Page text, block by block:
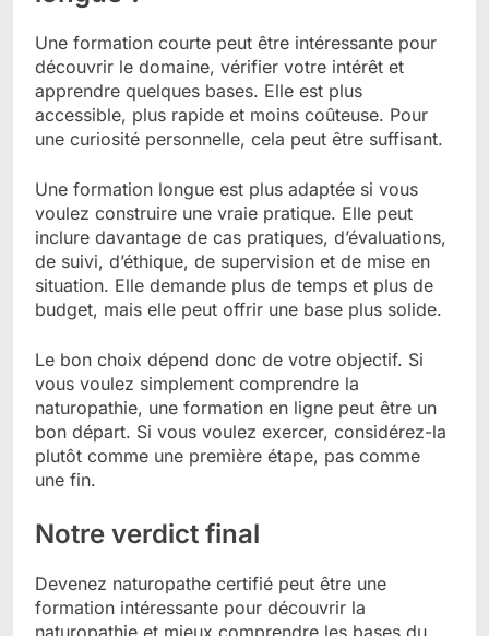
Une formation courte peut être intéressante pour
découvrir le domaine, vérifier votre intérêt et
apprendre quelques bases. Elle est plus
accessible, plus rapide et moins coûteuse. Pour
une curiosité personnelle, cela peut être suffisant.
Une formation longue est plus adaptée si vous
voulez construire une vraie pratique. Elle peut
inclure davantage de cas pratiques, d’évaluations,
de suivi, d’éthique, de supervision et de mise en
situation. Elle demande plus de temps et plus de
budget, mais elle peut offrir une base plus solide.
Le bon choix dépend donc de votre objectif. Si
vous voulez simplement comprendre la
naturopathie, une formation en ligne peut être un
bon départ. Si vous voulez exercer, considérez-la
plutôt comme une première étape, pas comme
une fin.
Notre verdict final
Devenez naturopathe certifié peut être une
formation intéressante pour découvrir la
naturopathie et mieux comprendre les bases du